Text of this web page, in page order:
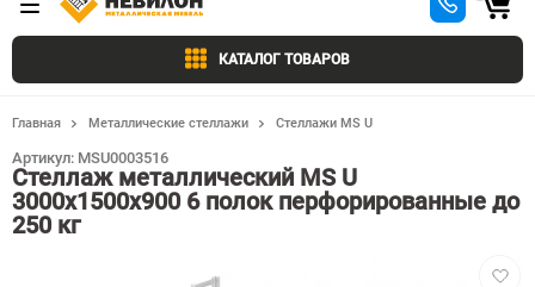
КАТАЛОГ ТОВАРОВ
Главная Металлические стеллажи Стеллажи MS U
Стеллаж металлический MS U
3000х1500х900 6 полок перфорированные до
250 кг
Артикул: MSU0003516